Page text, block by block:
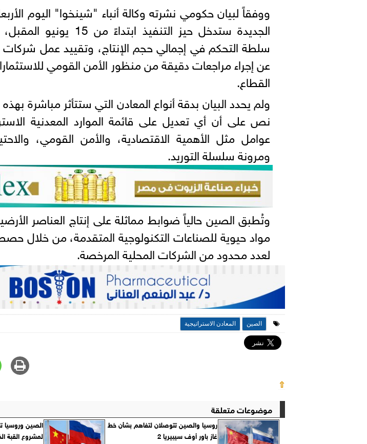
ووفقاً لبيان حكومي نشرته وكالة أنباء "شينخوا" اليوم
الجديدة ستدخل حيز التنفيذ
سلطة التحكم في إجمالي حجم الإنتاج، وتقييد عمل شركات
عن إجراء مراجعات دقيقة من منظور الأمن القومي
القطاع.
ولم يحدد البيان بدقة أنواع المعادن التي ستتأثر مباشرة بهذه
نص على أن أي تعديل على قائمة الموارد المعدنية
عوامل مثل الأهمية الاقتصادية، والأمن القومي،
ومرونة سلسلة التوريد.
وتُطبق الصين حالياً ضوابط مماثلة على إنتاج العناصر
مواد حيوية للصناعات التكنولوجية المتقدمة، من خلال
لعدد محدود من الشركات المحلية المرخصة.
الصين المعادن الاستراتيجية
⇧
موضوعات متعلقة
روسيا والصين تتوصلان لتفاهم بشأن خط
غاز باور أوف سيبيريا 2
الصين وروسيا
لمشروع القبة